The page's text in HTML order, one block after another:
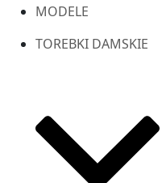
MODELE
TOREBKI DAMSKIE